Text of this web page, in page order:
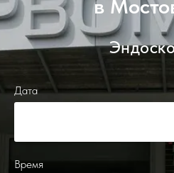
в
Эн|
Дата
Время